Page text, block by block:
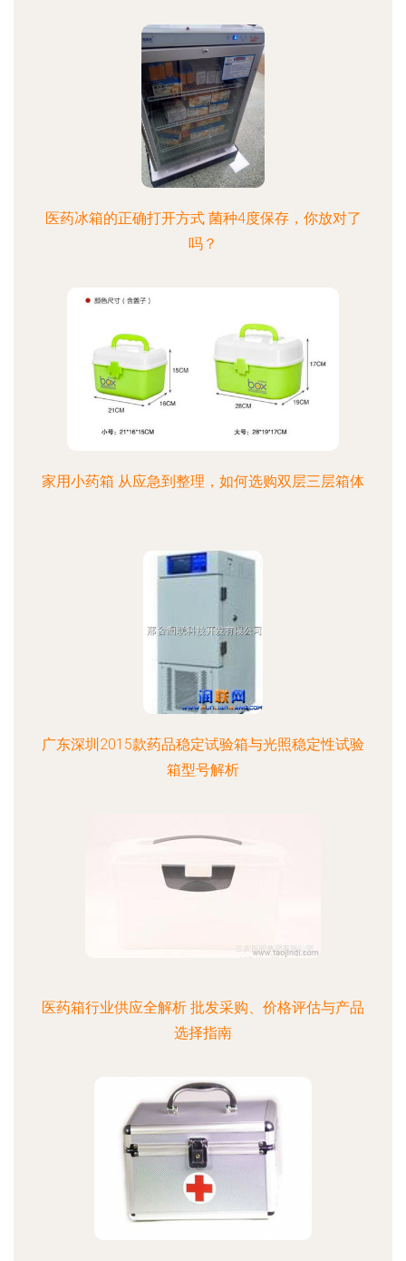
医药冰箱的正确打开方式 菌种4度保存，你放对了
吗？
家用小药箱 从应急到整理，如何选购双层三层箱体
广东深圳2015款药品稳定试验箱与光照稳定性试验
箱型号解析
医药箱行业供应全解析 批发采购、价格评估与产品
选择指南